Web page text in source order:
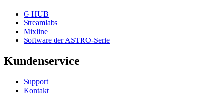
G HUB
Streamlabs
Mixline
Software der ASTRO-Serie
Kundenservice
Support
Kontakt